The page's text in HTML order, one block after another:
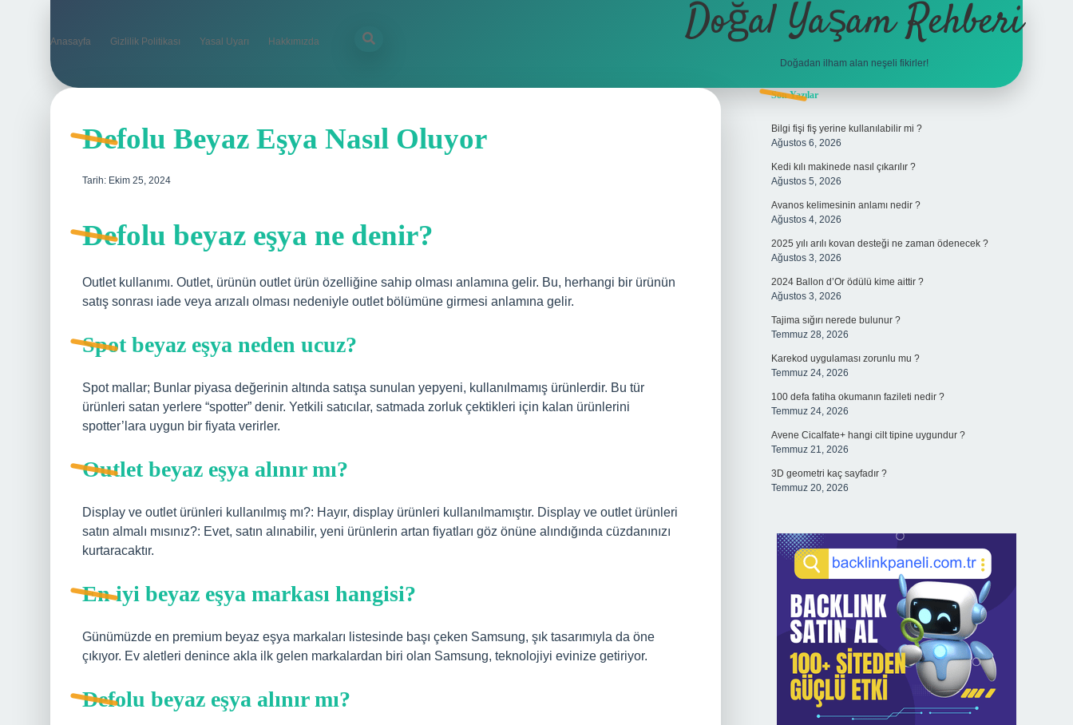
Anasayfa Gizlilik Politikası Yasal Uyarı Hakkımızda Doğal Yaşam Rehberi
Doğadan ilham alan neşeli fikirler!
Defolu Beyaz Eşya Nasıl Oluyor
Tarih: Ekim 25, 2024
Defolu beyaz eşya ne denir?
Outlet kullanımı. Outlet, ürünün outlet ürün özelliğine sahip olması anlamına gelir. Bu, herhangi bir ürünün
satış sonrası iade veya arızalı olması nedeniyle outlet bölümüne girmesi anlamına gelir.
Spot beyaz eşya neden ucuz?
Spot mallar; Bunlar piyasa değerinin altında satışa sunulan yepyeni, kullanılmamış ürünlerdir. Bu tür
ürünleri satan yerlere “spotter” denir. Yetkili satıcılar, satmada zorluk çektikleri için kalan ürünlerini
spotter’lara uygun bir fiyata verirler.
Outlet beyaz eşya alınır mı?
Display ve outlet ürünleri kullanılmış mı?: Hayır, display ürünleri kullanılmamıştır. Display ve outlet ürünleri
satın almalı mısınız?: Evet, satın alınabilir, yeni ürünlerin artan fiyatları göz önüne alındığında cüzdanınızı
kurtaracaktır.
En iyi beyaz eşya markası hangisi?
Günümüzde en premium beyaz eşya markaları listesinde başı çeken Samsung, şık tasarımıyla da öne
çıkıyor. Ev aletleri denince akla ilk gelen markalardan biri olan Samsung, teknolojiyi evinize getiriyor.
Defolu beyaz eşya alınır mı?
Sidebar
Son Yazılar
Bilgi fişi fiş yerine kullanılabilir mi ?
Ağustos 6, 2026
Kedi kılı makinede nasıl çıkarılır ?
Ağustos 5, 2026
Avanos kelimesinin anlamı nedir ?
Ağustos 4, 2026
2025 yılı arılı kovan desteği ne zaman ödenecek ?
Ağustos 3, 2026
2024 Ballon d’Or ödülü kime aittir ?
Ağustos 3, 2026
Tajima sığırı nerede bulunur ?
Temmuz 28, 2026
Karekod uygulaması zorunlu mu ?
Temmuz 24, 2026
100 defa fatiha okumanın fazileti nedir ?
Temmuz 24, 2026
Avene Cicalfate+ hangi cilt tipine uygundur ?
Temmuz 21, 2026
3D geometri kaç sayfadır ?
Temmuz 20, 2026